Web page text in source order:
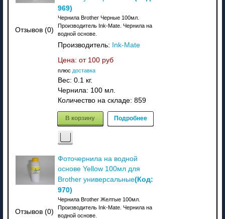
Отзывов (0)
969)
Чернила Brother Черные 100мл.
Производитель Ink-Mate. Чернила на
водной основе.
Производитель:
Ink-Mate
Цена: от 100 руб
плюс доставка
Вес: 0.1 кг.
Чернила: 100 мл.
Количество на складе: 859
В корзину Подробнее
Отзывов (0)
Фоточернила на водной
основе Yellow 100мл для
Brother универсальные(Код:
970)
Чернила Brother Желтые 100мл.
Производитель Ink-Mate. Чернила на
водной основе.